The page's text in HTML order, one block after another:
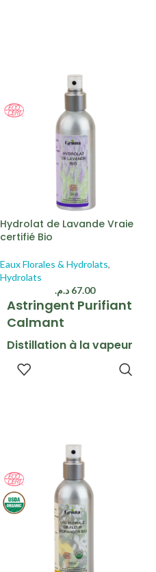
Hydrolat de Lavande Vraie
certifié Bio
Eaux Florales & Hydrolats,
Hydrolats
67.00 د.م.
Astringent Purifiant
Calmant
Distillation à la vapeur
d’eau